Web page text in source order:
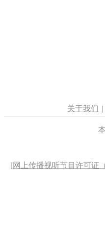
关于我们 |
[网上传播视听节目许可证（